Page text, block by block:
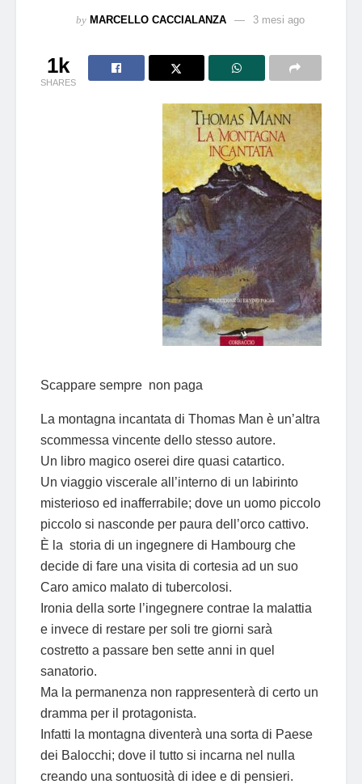
by MARCELLO CACCIALANZA 3 mesi ago
1k
SHARES
Scappare sempre non paga
La montagna incantata di Thomas Man è un’altra
scommessa vincente dello stesso autore.
Un libro magico oserei dire quasi catartico.
Un viaggio viscerale all’interno di un labirinto
misterioso ed inafferrabile; dove un uomo piccolo
piccolo si nasconde per paura dell’orco cattivo.
È la storia di un ingegnere di Hambourg che
decide di fare una visita di cortesia ad un suo
Caro amico malato di tubercolosi.
Ironia della sorte l’ingegnere contrae la malattia
e invece di restare per soli tre giorni sarà
costretto a passare ben sette anni in quel
sanatorio.
Ma la permanenza non rappresenterà di certo un
dramma per il protagonista.
Infatti la montagna diventerà una sorta di Paese
dei Balocchi; dove il tutto si incarna nel nulla
creando una sontuosità di idee e di pensieri.